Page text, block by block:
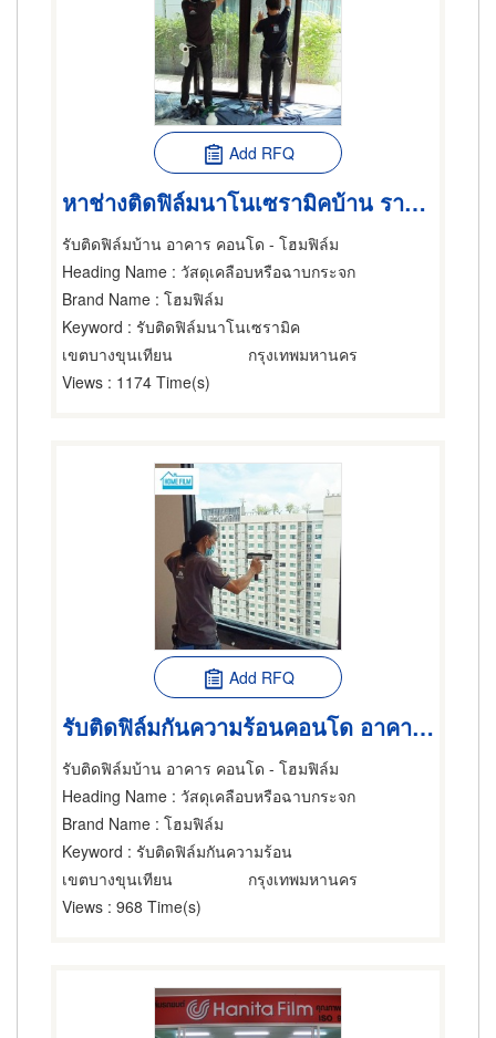
Add RFQ
หาช่างติดฟิล์มนาโนเซรามิคบ้าน ราคาถูก
รับติดฟิล์มบ้าน อาคาร คอนโด - โฮมฟิล์ม
Heading Name : วัสดุเคลือบหรือฉาบกระจก
Brand Name : โฮมฟิล์ม
Keyword : รับติดฟิล์มนาโนเซรามิค
เขตบางขุนเทียน
กรุงเทพมหานคร
Views : 1174 Time(s)
Add RFQ
รับติดฟิล์มกันความร้อนคอนโด อาคารสูง
รับติดฟิล์มบ้าน อาคาร คอนโด - โฮมฟิล์ม
Heading Name : วัสดุเคลือบหรือฉาบกระจก
Brand Name : โฮมฟิล์ม
Keyword : รับติดฟิล์มกันความร้อน
เขตบางขุนเทียน
กรุงเทพมหานคร
Views : 968 Time(s)